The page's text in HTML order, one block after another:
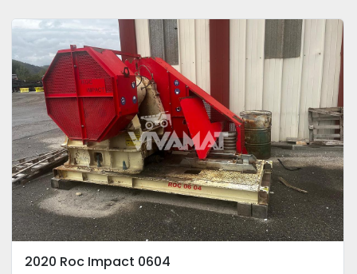
2020 Roc Impact 0604